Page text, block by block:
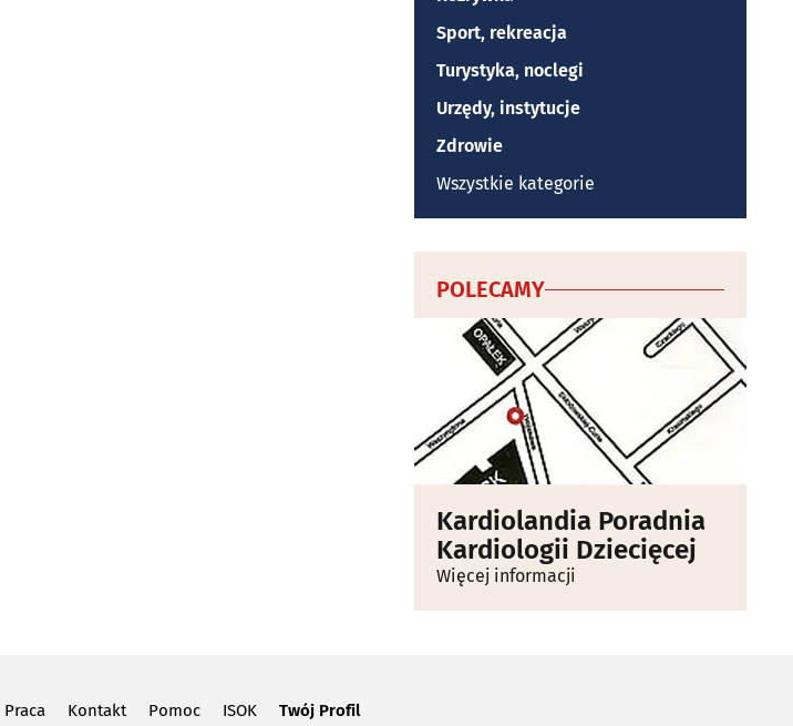
Sport, rekreacja
Turystyka, noclegi
Urzędy, instytucje
Zdrowie
Wszystkie kategorie
POLECAMY
Kardiolandia Poradnia
Kardiologii Dziecięcej
Więcej informacji
Praca Kontakt Pomoc ISOK Twój Profil